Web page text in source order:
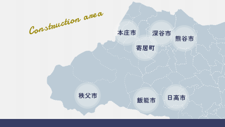
Construction area